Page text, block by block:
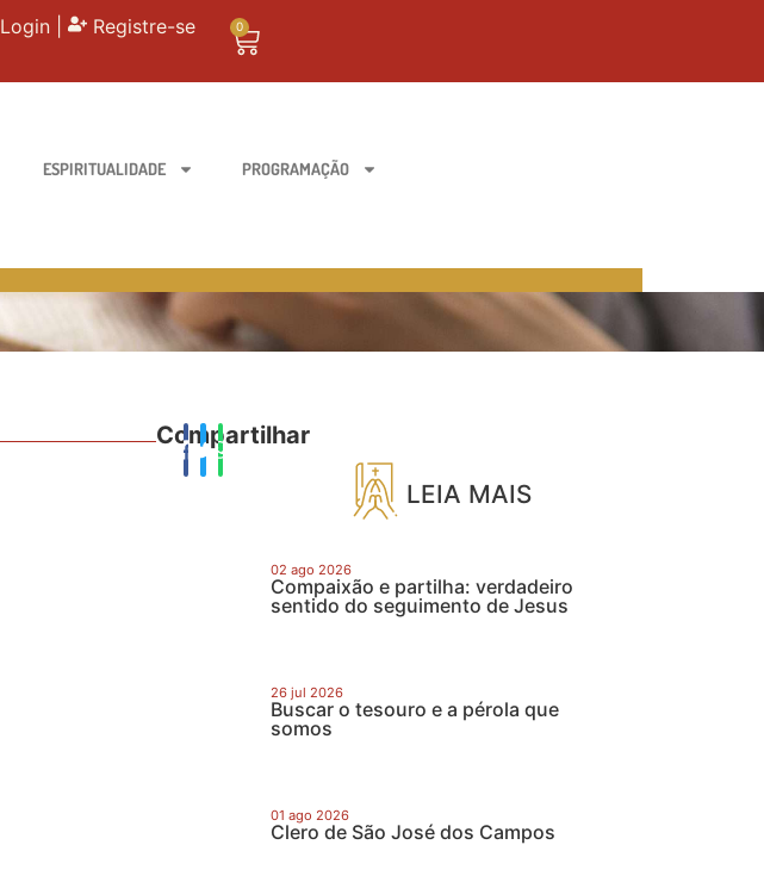
Login Registre-se 0
ESPIRITUALIDADE PROGRAMAÇÃO
Compartilhar
LEIA MAIS
02 ago 2026
Compaixão e partilha: verdadeiro
sentido do seguimento de Jesus
26 jul 2026
Buscar o tesouro e a pérola que
somos
01 ago 2026
Clero de São José dos Campos